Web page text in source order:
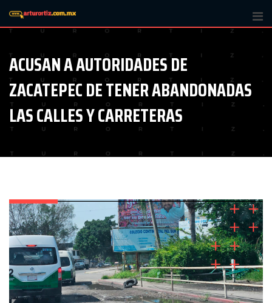
content
ACUSAN A AUTORIDADES DE
ZACATEPEC DE TENER ABANDONADAS
LAS CALLES Y CARRETERAS